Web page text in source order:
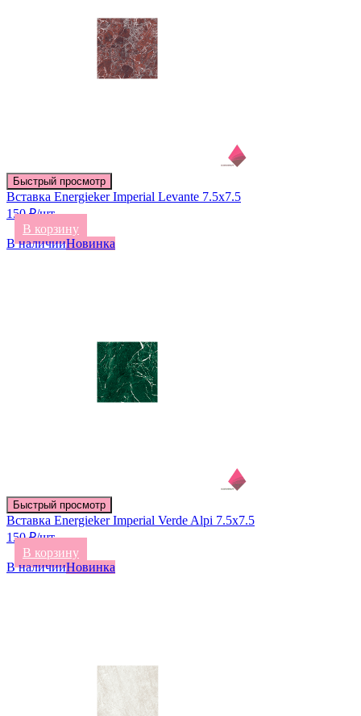
Быстрый просмотр
Вставка Energieker Imperial Levante 7.5х7.5
150 ₽/шт
В корзину
В наличииНовинка
Быстрый просмотр
Вставка Energieker Imperial Verde Alpi 7.5х7.5
150 ₽/шт
В корзину
В наличииНовинка